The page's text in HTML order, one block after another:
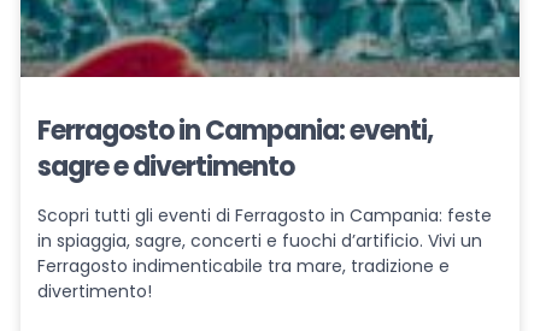
Ferragosto in Campania: eventi,
sagre e divertimento
Scopri tutti gli eventi di Ferragosto in Campania: feste
in spiaggia, sagre, concerti e fuochi d’artificio. Vivi un
Ferragosto indimenticabile tra mare, tradizione e
divertimento!